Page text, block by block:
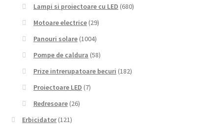
Lampi si proiectoare cu LED (680)
Motoare electrice (29)
Panouri solare (1004)
Pompe de caldura (58)
Prize intrerupatoare becuri (182)
Proiectoare LED (7)
Redresoare (26)
Erbicidator (121)